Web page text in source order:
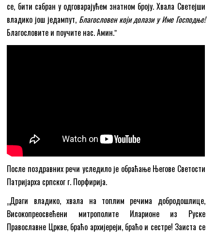
се, бити сабран у одговарајућем знатном броју. Хвала Светејши
владико још једампут, Благословен који долази у Име Господње!
Благословите и поучите нас. Амин.ˮ
После поздравних речи уследило је обраћање Његове Светости
Патријарха српског г. Порфирија.
„Драги владико, хвала на топлим речима добродошлице,
Високопреосвећени митрополите Иларионе из Руске
Православне Цркве, браћо архијереји, браћо и сестре! Заиста се